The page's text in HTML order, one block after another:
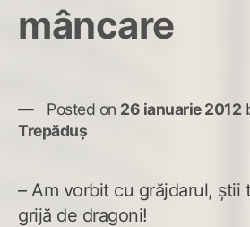
mâncare
Posted on 26 ianuarie 2012
Trepăduș
– Am vorbit cu grăjdarul, știi
grijă de dragoni!